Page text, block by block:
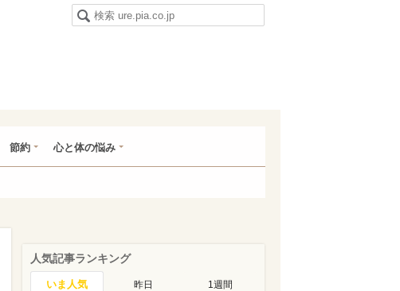
節約 心と体の悩み
人気記事ランキング
いま人気 昨日 1週間